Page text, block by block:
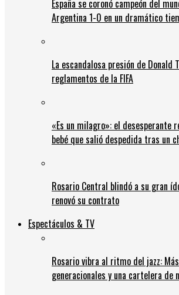
España se coronó campeón del
Argentina 1-0 en un dramático
La escandalosa presión de Donald
reglamentos de la FIFA
«Es un milagro»: el desesperante
bebé que salió despedida tras un
Rosario Central blindó a su gran
renovó su contrato
Espectáculos & TV
Rosario vibra al ritmo del jazz:
generacionales y una cartelera de